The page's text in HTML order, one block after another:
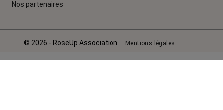
Nos partenaires
© 2026 - RoseUp Association Mentions légales